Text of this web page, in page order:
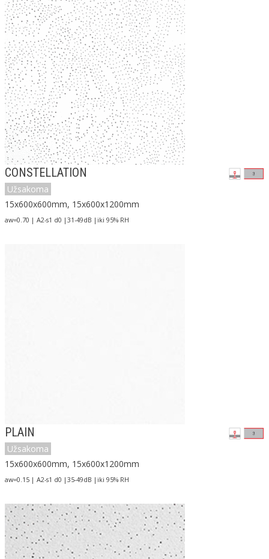
CONSTELLATION
Užsakoma
15x600x600mm, 15x600x1200mm
aw=0.70 | A2-s1 d0 |31-49dB |iki 95% RH
PLAIN
Užsakoma
15x600x600mm, 15x600x1200mm
aw=0.15 | A2-s1 d0 |35-49dB |iki 95% RH